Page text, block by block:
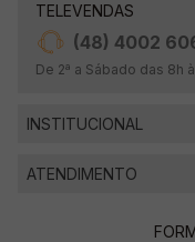
TELEVENDAS
(48) 4002
De 2ª a Sábado das 8h
INSTITUCIONAL
ATENDIMENTO